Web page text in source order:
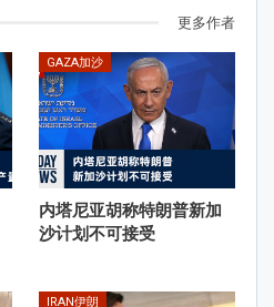
更多作者
GAZA加沙
内塔尼亚胡称特朗普新加
沙计划不可接受
IRAN伊朗